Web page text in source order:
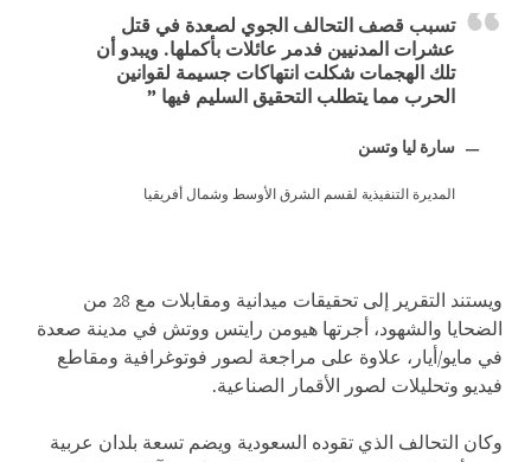
تسبب قصف التحالف الجوي لصعدة في قتل
عشرات المدنيين فدمر عائلات بأكملها. ويبدو أن
تلك الهجمات شكلت انتهاكات جسيمة لقوانين
الحرب مما يتطلب التحقيق السليم فيها
سارة ليا وتسن
المديرة التنفيذية لقسم الشرق الأوسط وشمال أفريقيا
ويستند التقرير إلى تحقيقات ميدانية ومقابلات مع 28 من
الضحايا والشهود، أجرتها هيومن رايتس ووتش في مدينة صعدة
في مايو/أيار، علاوة على مراجعة لصور فوتوغرافية ومقاطع
فيديو وتحليلات لصور الأقمار الصناعية.
وكان التحالف الذي تقوده السعودية ويضم تسعة بلدان عربية